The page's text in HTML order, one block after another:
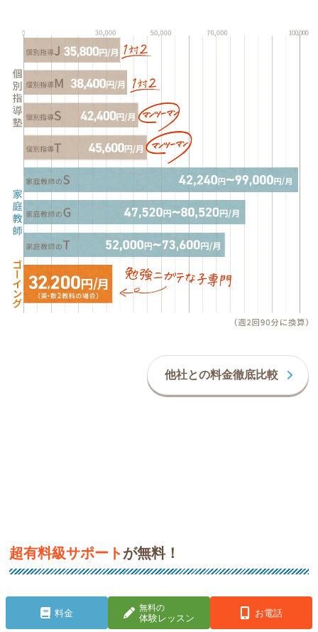
他社との料金徹底比較
超有料級サポート が無料！
一人でも多くのお子さんに、勉強の楽しさや「やればでき
る!」を実感してほしい!そんな思いから、家庭教師のゴー
料金 無料の
体験レッスン お電話